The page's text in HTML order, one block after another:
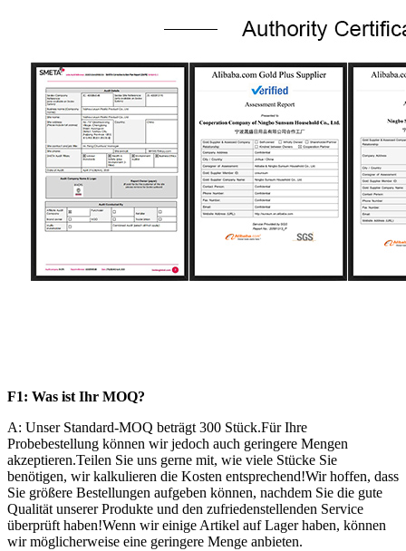
F1: Was ist Ihr MOQ?
A: Unser Standard-MOQ beträgt 300 Stück.Für Ihre
Probebestellung können wir jedoch auch geringere Mengen
akzeptieren.Teilen Sie uns gerne mit, wie viele Stücke Sie
benötigen, wir kalkulieren die Kosten entsprechend!Wir hoffen, dass
Sie größere Bestellungen aufgeben können, nachdem Sie die gute
Qualität unserer Produkte und den zufriedenstellenden Service
überprüft haben!Wenn wir einige Artikel auf Lager haben, können
wir möglicherweise eine geringere Menge anbieten.